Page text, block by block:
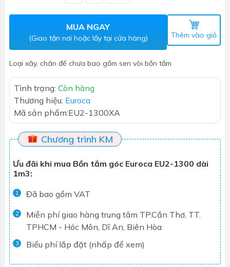
MUA NGAY
(Giao tận nơi hoặc lấy tại cửa hàng) Thêm vào giỏ
Loại xây, chân đế chưa bao gồm sen vòi bồn tắm
Tình trạng: Còn hàng
Thương hiệu: Euroca
Mã sản phẩm:EU2-1300XA
Chương trình KM
Ưu đãi khi mua Bồn tắm góc Euroca EU2-1300 dài
1m3:
1 Đã bao gồm VAT
2
Miễn phí giao hàng trung tâm TP.Cần Thơ, TT.
TPHCM - Hóc Môn, Dĩ An, Biên Hòa
3 Biểu phí lắp đặt (nhấp để xem)